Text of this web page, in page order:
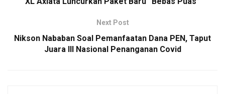
Next Post
Nikson Nababan Soal Pemanfaatan Dana PEN, Taput
Juara III Nasional Penanganan Covid